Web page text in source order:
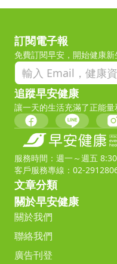
訂閱電子報
免費訂閱早安，開始健康新
追蹤早安健康
讓一天的生活充滿了正能量
服務時間：週一～週五
客戶服務專線：02-
文章分類
關於早安健康
關於我們
聯絡我們
廣告刊登